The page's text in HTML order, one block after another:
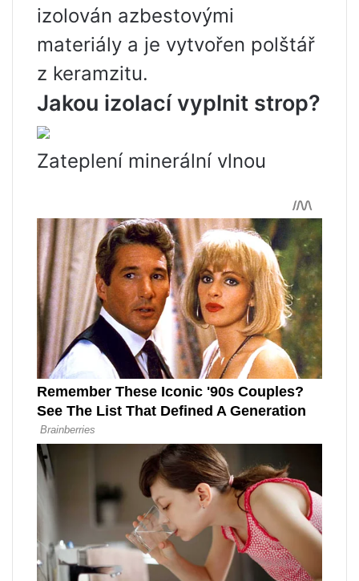
izolován azbestovými
materiály a je vytvořen polštář
z keramzitu.
Jakou izolací vyplnit strop?
Zateplení minerální vlnou